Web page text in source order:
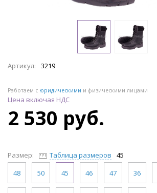
Артикул: 3219
Работаем с юридическими и физическими лицами
Цена включая НДС
2 530 руб.
Размер: Таблица размеров
45
48
50 45 46 47 36